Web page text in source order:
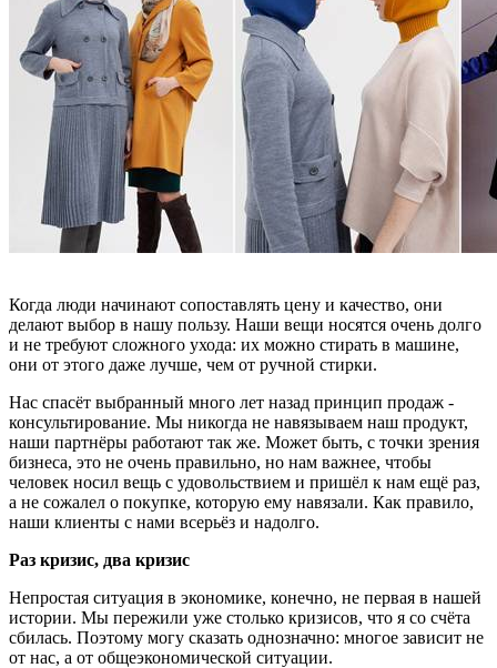
Когда люди начинают сопоставлять цену и качество, они
делают выбор в нашу пользу. Наши вещи носятся очень долго
и не требуют сложного ухода: их можно стирать в машине,
они от этого даже лучше, чем от ручной стирки.
Нас спасёт выбранный много лет назад принцип продаж -
консультирование. Мы никогда не навязываем наш продукт,
наши партнёры работают так же. Может быть, с точки зрения
бизнеса, это не очень правильно, но нам важнее, чтобы
человек носил вещь с удовольствием и пришёл к нам ещё раз,
а не сожалел о покупке, которую ему навязали. Как правило,
наши клиенты с нами всерьёз и надолго.
Раз кризис, два кризис
Непростая ситуация в экономике, конечно, не первая в нашей
истории. Мы пережили уже столько кризисов, что я со счёта
сбилась. Поэтому могу сказать однозначно: многое зависит не
от нас, а от общеэкономической ситуации.